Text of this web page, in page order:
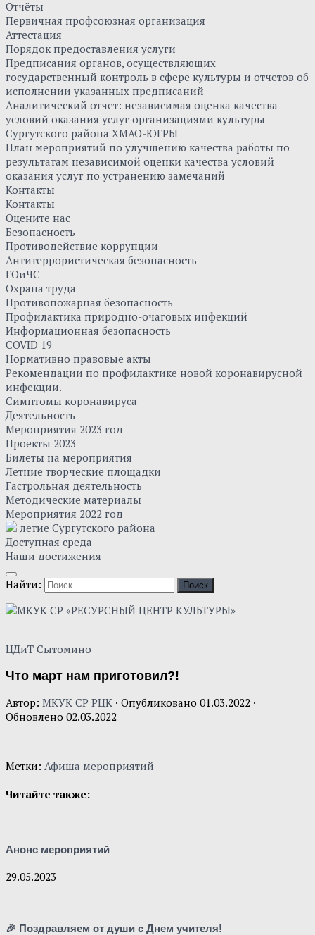
Отчёты
Первичная профсоюзная организация
Аттестация
Порядок предоставления услуги
Предписания органов, осуществляющих
государственный контроль в сфере культуры и отчетов об
исполнении указанных предписаний
Аналитический отчет: независимая оценка качества
условий оказания услуг организациями культуры
Сургутского района ХМАО-ЮГРЫ
План мероприятий по улучшению качества работы по
результатам независимой оценки качества условий
оказания услуг по устранению замечаний
Контакты
Контакты
Оцените нас
Безопасность
Противодействие коррупции
Антитеррористическая безопасность
ГОиЧС
Охрана труда
Противопожарная безопасность
Профилактика природно-очаговых инфекций
Информационная безопасность
COVID 19
Нормативно правовые акты
Рекомендации по профилактике новой коронавирусной
инфекции.
Симптомы коронавируса
Деятельность
Мероприятия 2023 год
Проекты 2023
Билеты на мероприятия
Летние творческие площадки
Гастрольная деятельность
Методические материалы
Мероприятия 2022 год
летие Сургутского района
Доступная среда
Наши достижения
Найти:
ЦДиТ Сытомино
Что март нам приготовил?!
Автор: МКУК СР РЦК · Опубликовано 01.03.2022 ·
Обновлено 02.03.2022
Метки: Афиша мероприятий
Читайте также:
Анонс мероприятий
29.05.2023
🎉 Поздравляем от души с Днем учителя!